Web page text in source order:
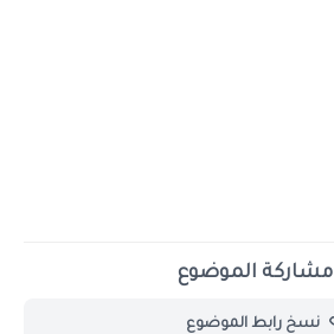
مشاركة الموضوع
نسخ رابط الموضوع